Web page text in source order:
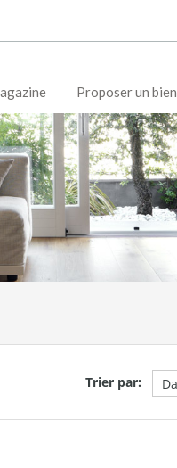
Proposer un bien
Trier par: